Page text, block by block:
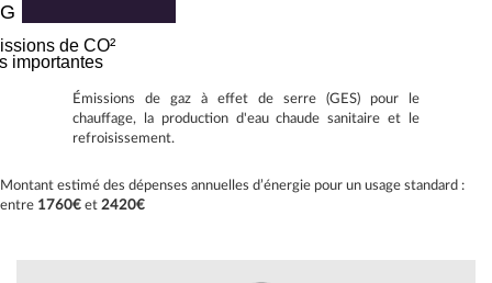
G
de CO²
importantes
Émissions de gaz à effet de serre (GES) pour le
chauffage, la production d'eau chaude sanitaire et le
refroisissement.
Montant estimé des dépenses annuelles d’énergie pour un usage standard :
entre 1760€ et 2420€